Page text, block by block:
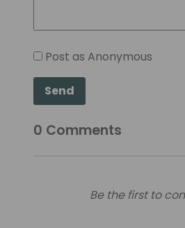
Post as Anonymous
Send
0 Comments
Be the first to